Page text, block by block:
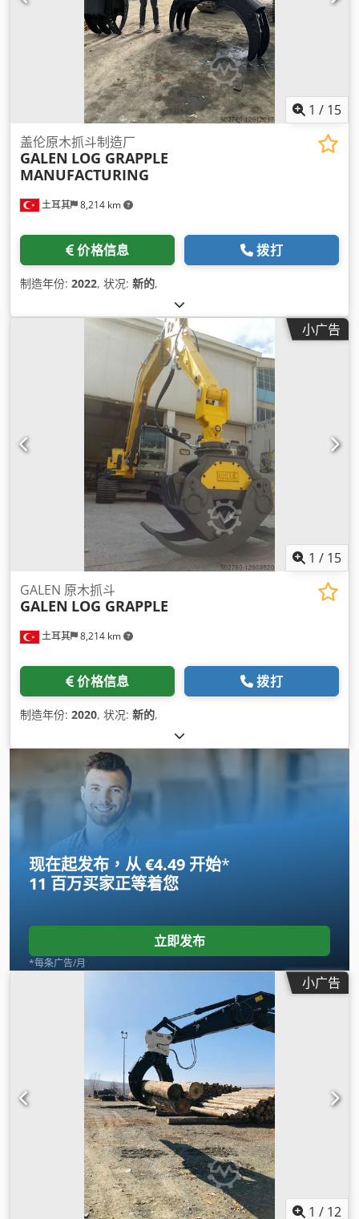
1 / 15
土耳其 8,214 km
盖伦原木抓斗制造厂
GALEN LOG GRAPPLE
MANUFACTURING
价格信息 拨打
制造年份: 2022, 状况: 新的,
小广告
1 / 15
土耳其 8,214 km
GALEN 原木抓斗
GALEN LOG GRAPPLE
价格信息 拨打
制造年份: 2020, 状况: 新的,
现在起发布，从 €4.49 开始*
11 百万买家正等着您
立即发布
*每条广告/月
小广告
1 / 12